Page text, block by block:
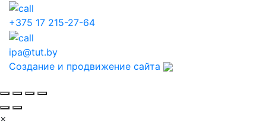
+375 17 215-27-64
ipa@tut.by
Создание и продвижение сайта
×